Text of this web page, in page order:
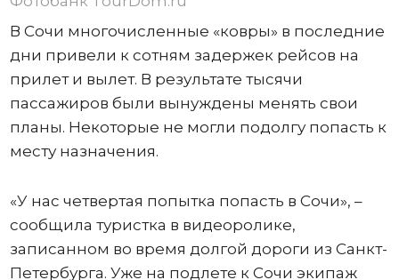
В Сочи многочисленные «ковры» в последние
дни привели к сотням задержек рейсов на
прилет и вылет. В результате тысячи
пассажиров были вынуждены менять свои
планы. Некоторые не могли подолгу попасть к
месту назначения.
«У нас четвертая попытка попасть в Сочи», –
сообщила туристка в видеоролике,
записанном во время долгой дороги из Санкт-
Петербурга. Уже на подлете к Сочи экипаж